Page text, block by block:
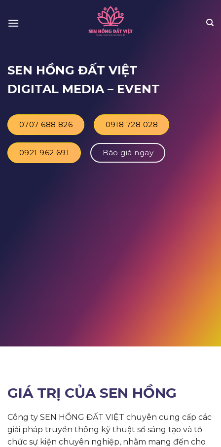
SEN HỒNG ĐẤT VIỆT
DIGITAL MEDIA – EVENT
0707 688 826 0918 728 028
0921 962 691 Báo giá ngay
GIÁ TRỊ CỦA SEN HỒNG
Công ty SEN HỒNG ĐẤT VIỆT chuyên cung cấp các
giải pháp truyền thông kỹ thuật số sáng tạo và tổ
chức sự kiện chuyên nghiệp, nhằm mang đến cho